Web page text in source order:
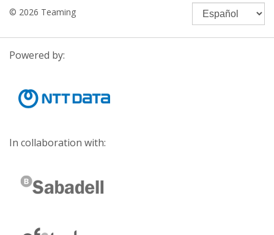
© 2026 Teaming
Powered by:
In collaboration with: